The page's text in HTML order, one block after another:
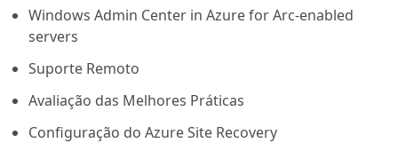
Windows Admin Center in Azure for Arc-enabled
servers
Suporte Remoto
Avaliação das Melhores Práticas
Configuração do Azure Site Recovery